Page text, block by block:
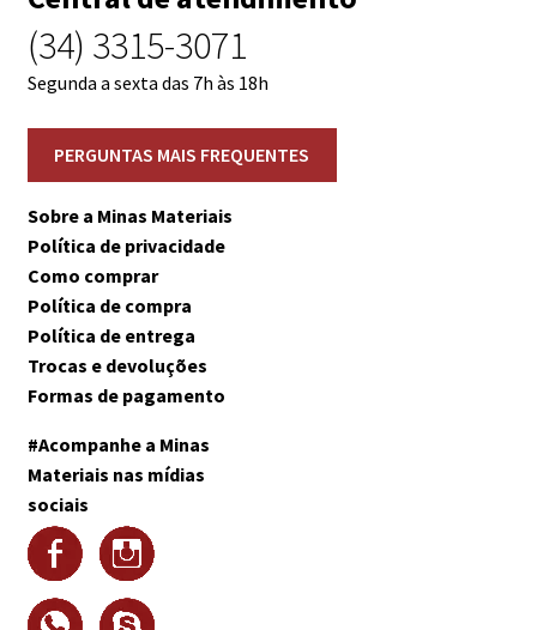
(34) 3315-3071
Segunda a sexta das 7h às 18h
Sobre a Minas Materiais
Política de privacidade
Como comprar
Política de compra
Política de entrega
Trocas e devoluções
Formas de pagamento
#Acompanhe a Minas
Materiais nas mídias
sociais